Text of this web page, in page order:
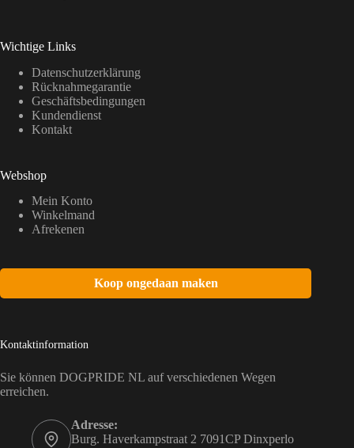
Wichtige Links
Datenschutzerklärung
Rücknahmegarantie
Geschäftsbedingungen
Kundendienst
Kontakt
Webshop
Mein Konto
Winkelmand
Afrekenen
Koop ongedaan maken
Kontaktinformation
Sie können DOGPRIDE NL auf verschiedenen Wegen
erreichen.
Adresse:
Burg. Haverkampstraat 2 7091CP Dinxperlo